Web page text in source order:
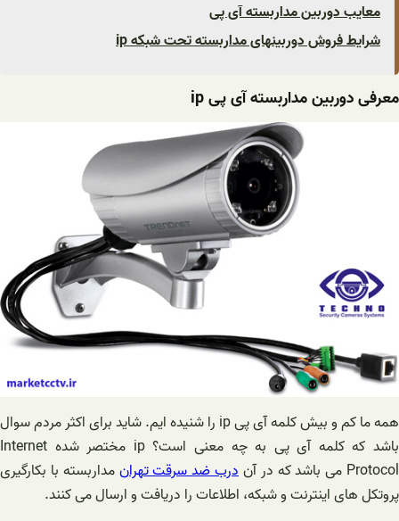
معایب دوربین مداربسته آی پی
شرایط فروش دوربینهای مداربسته تحت شبکه ip
معرفی دوربین مداربسته آی پی ip
همه ما کم و بیش کلمه آی پی ip را شنیده ایم. شاید برای اکثر مردم سوال
باشد که کلمه آی پی به چه معنی است؟ ip مختصر شده Internet
Protocol می باشد که در آن
درب ضد سرقت تهرانمداربسته با بکارگیری
پروتکل های اینترنت و شبکه، اطلاعات را دریافت و ارسال می کنند.